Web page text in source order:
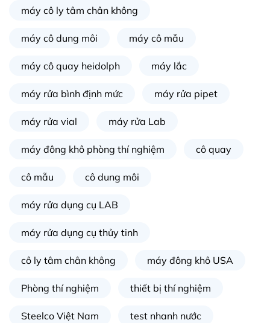
máy cô ly tâm chân không
máy cô dung môi máy cô mẫu
máy cô quay heidolph máy lắc
máy rửa bình định mức máy rửa pipet
máy rửa vial máy rửa Lab
máy đông khô phòng thí nghiệm cô quay
cô mẫu cô dung môi
máy rửa dụng cụ LAB
máy rửa dụng cụ thủy tinh
cô ly tâm chân không máy đông khô USA
Phòng thí nghiệm thiết bị thí nghiệm
Steelco Việt Nam test nhanh nước